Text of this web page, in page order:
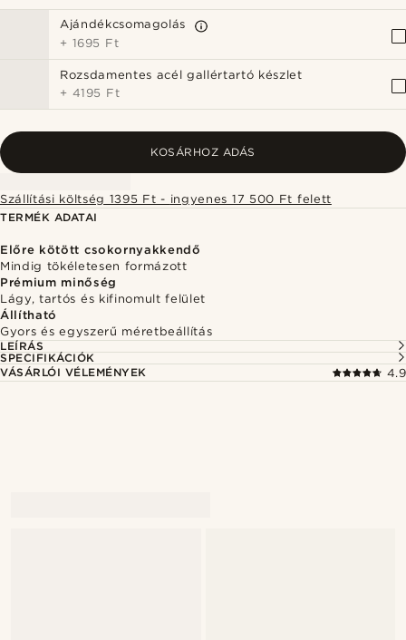
Ajándékcsomagolás
+ 1695 Ft
Rozsdamentes acél gallértartó készlet
+ 4195 Ft
KOSÁRHOZ ADÁS
Szállítási költség 1395 Ft - ingyenes 17 500 Ft felett
TERMÉK ADATAI
Előre kötött csokornyakkendő
Mindig tökéletesen formázott
Prémium minőség
Lágy, tartós és kifinomult felület
Állítható
Gyors és egyszerű méretbeállítás
LEÍRÁS
SPECIFIKÁCIÓK
VÁSÁRLÓI VÉLEMÉNYEK
4.9